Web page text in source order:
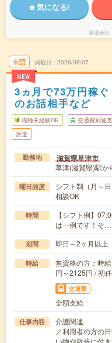
気になる!
派遣会社
未読
NEW
掲載日 2026/08/07
3ヵ月で73万円稼
のお話相手など
職種未経験OK 交通費別途
派遣
勤務地 滋賀県草津市
草津(滋賀県)駅か
曜日頻度
シフト制（月～
相談OK
時間
【シフト例】
は一例です！そ…
期間 即日～2ヶ月以
時給
無資格の方：時
円～2125円 / 初
交通費
全額支給
仕事内容
介護関連
／利用者の方の
い物や散歩に付